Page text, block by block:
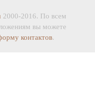
2000-2016. По всем
вы можете
контактов.